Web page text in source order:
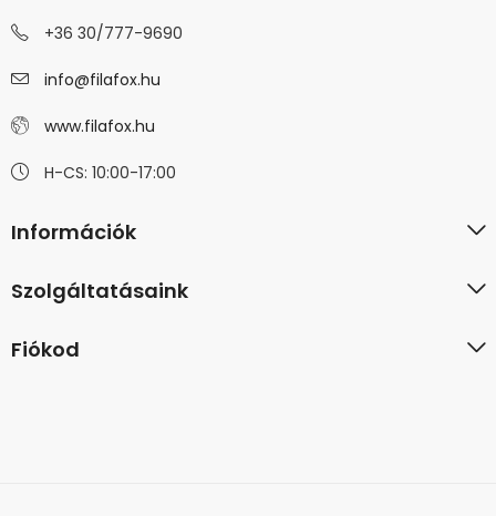
+36 30/777-9690
info@filafox.hu
www.filafox.hu
H-CS: 10:00-17:00
Információk
Szolgáltatásaink
Fiókod